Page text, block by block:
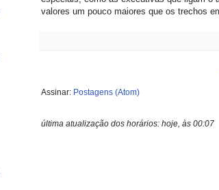
valores um pouco maiores que os trechos
Assinar: Postagens (Atom)
última atualização dos horários: hoje, às 00:07